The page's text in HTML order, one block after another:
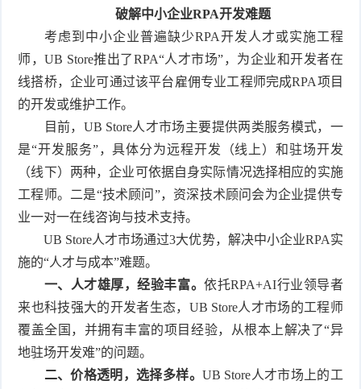
破解中小企业RPA开发难题
考虑到中小企业普遍缺少RPA开发人才或实施工程
师，UB Store推出了RPA“人才市场”，为企业和开发者在
线搭桥，企业可通过该平台雇佣专业工程师完成RPA项目
的开发或维护工作。
目前，UB Store人才市场主要提供两类服务模式，一
是“开发服务”，具体分为远程开发（线上）和驻场开发
（线下）两种，企业可依据自身实际情况选择相应的实施
工程师。二是“技术顾问”，资深技术顾问会为企业提供专
业一对一在线咨询与技术支持。
UB Store人才市场通过3大优势，解决中小企业RPA实
施的“人才与成本”难题。
一、人才雄厚，经验丰富。依托RPA+AI行业领导者
来也科技强大的开发者生态，UB Store人才市场的工程师
覆盖全国，并拥有丰富的项目经验，从根本上解决了“异
地驻场开发难”的问题。
二、价格透明，选择多样。 UB Store人才市场上的工